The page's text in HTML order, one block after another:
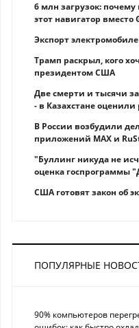
6 млн загрузок:
этот навигатор вместо
Экспорт
Трамп раскрыл, кого
президентом США
Две смерти и тысячи
- в Казахстане
В России возбудили
приложений MAX и
"Буллинг никуда не
оценка госпрограммы
США готовят закон об
ПОПУЛЯРНЫЕ
90% компьютеров